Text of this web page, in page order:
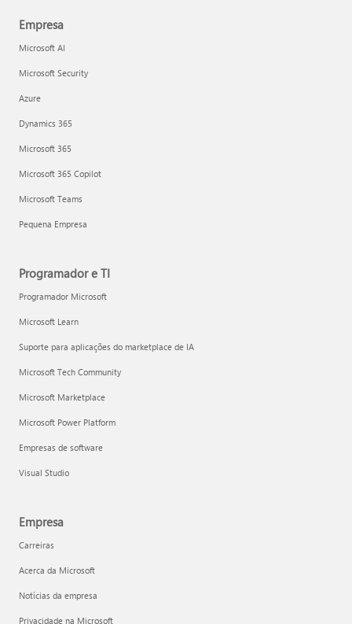
Empresa
Microsoft AI
Microsoft Security
Azure
Dynamics 365
Microsoft 365
Microsoft 365 Copilot
Microsoft Teams
Pequena Empresa
Programador e TI
Programador Microsoft
Microsoft Learn
Suporte para aplicações do marketplace de IA
Microsoft Tech Community
Microsoft Marketplace
Microsoft Power Platform
Empresas de software
Visual Studio
Empresa
Carreiras
Acerca da Microsoft
Notícias da empresa
Privacidade na Microsoft